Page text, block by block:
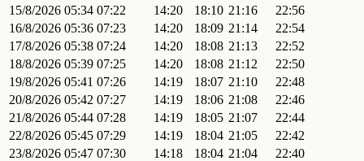
15/8/2026 05:34 07:22 14:20 18:10 21:16
22:56
16/8/2026 05:36 07:23 14:20 18:09 21:14
22:54
17/8/2026 05:38 07:24 14:20 18:08 21:13
22:52
18/8/2026 05:39 07:25 14:20 18:08 21:12
22:50
19/8/2026 05:41 07:26 14:19 18:07 21:10
22:48
20/8/2026 05:42 07:27 14:19 18:06 21:08
22:46
21/8/2026 05:44 07:28 14:19 18:05 21:07
22:44
22/8/2026 05:45 07:29 14:19 18:04 21:05
22:42
23/8/2026 05:47 07:30 14:18 18:04 21:04
22:40